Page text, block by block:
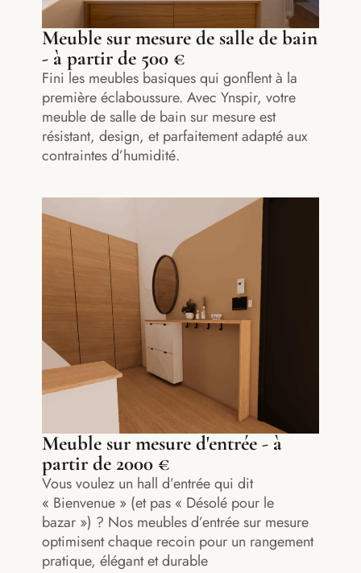
Meuble sur mesure de salle de bain
- à partir de 500 €
Fini les meubles basiques qui gonflent à la
première éclaboussure. Avec Ynspir, votre
meuble de salle de bain sur mesure est
résistant, design, et parfaitement adapté aux
contraintes d’humidité.
Meuble sur mesure d'entrée - à
partir de 2000 €
Vous voulez un hall d’entrée qui dit
« Bienvenue » (et pas « Désolé pour le
bazar ») ? Nos meubles d’entrée sur mesure
optimisent chaque recoin pour un rangement
pratique, élégant et durable